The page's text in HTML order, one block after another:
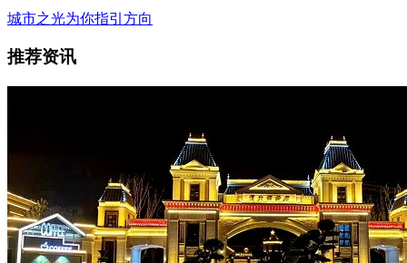
城市之光为你指引方向
推荐资讯